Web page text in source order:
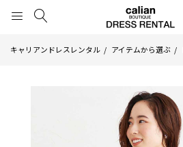
キャリアンドレスレンタル アイテムから選ぶ